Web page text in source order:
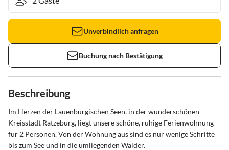
Unverbindlich anfragen
Buchung nach Bestätigung
Beschreibung
Im Herzen der Lauenburgischen Seen, in der wunderschönen
Kreisstadt Ratzeburg, liegt unsere schöne, ruhige Ferienwohnung
für 2 Personen. Von der Wohnung aus sind es nur wenige Schritte
bis zum See und in die umliegenden Wälder.